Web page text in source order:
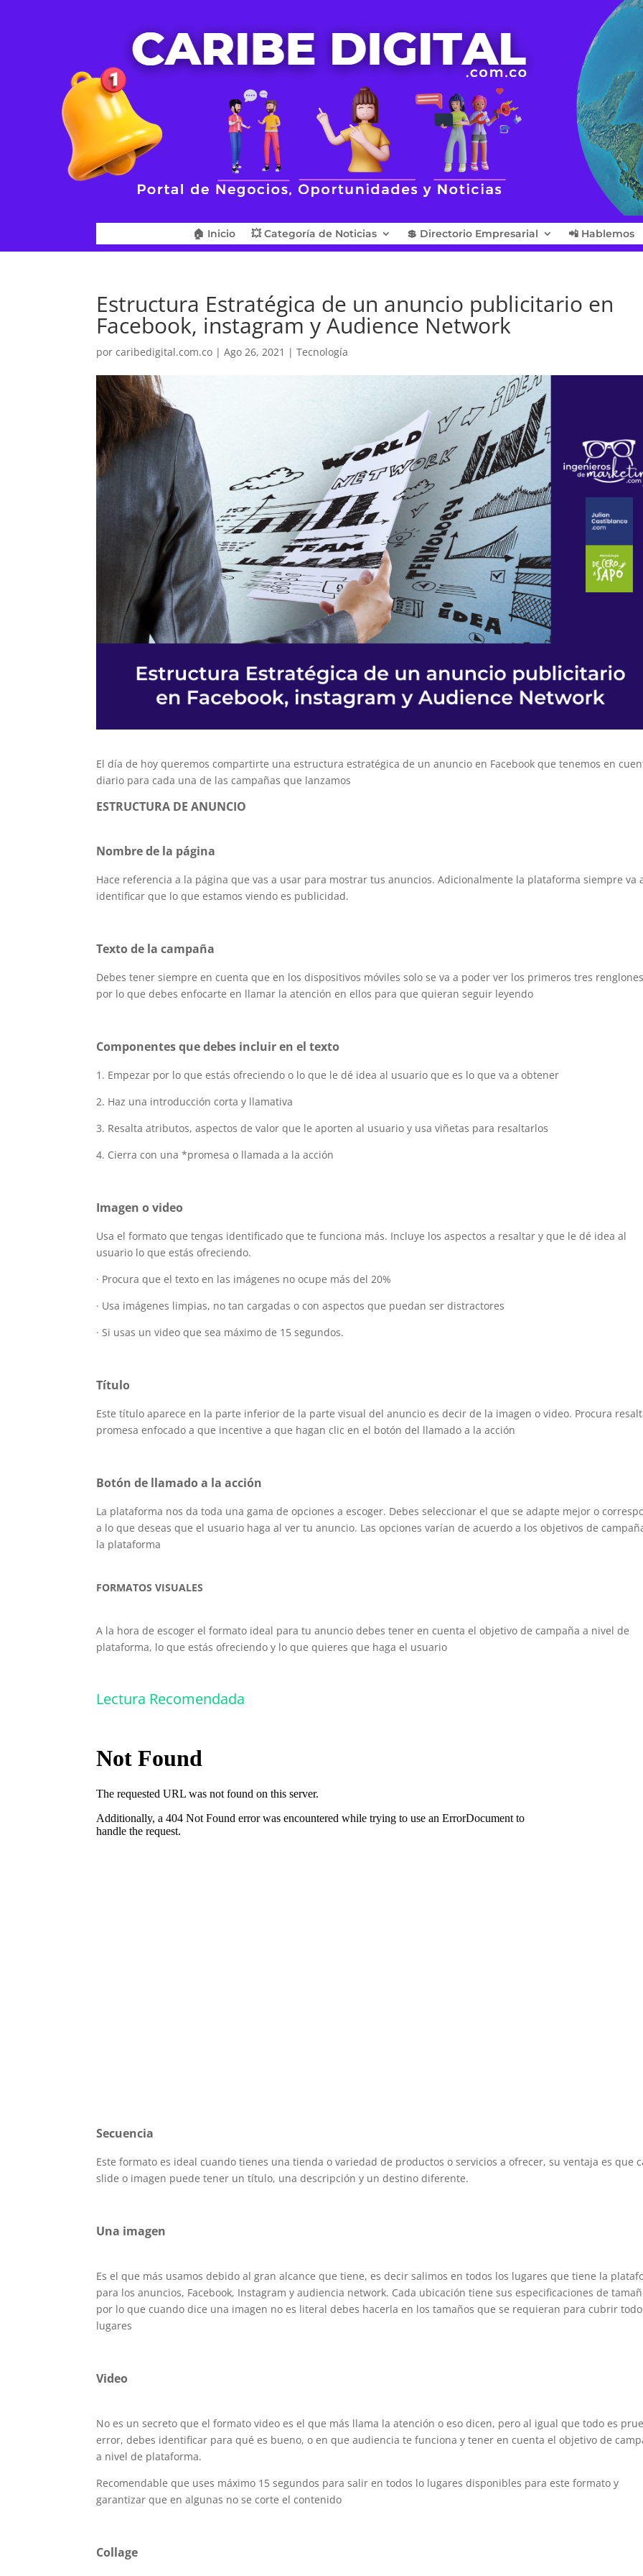
🏠 Inicio 💥 Categoría de Noticias 💲 Directorio Empresarial 📲 Hablemos
Estructura Estratégica de un anuncio publicitario en
Facebook, instagram y Audience Network
porcaribedigital.com.co |Ago 26, 2021 |Tecnología
El día de hoy queremos compartirte una estructura estratégica de un anuncio en Facebook que tenemos en
diario para cada una de las campañas que lanzamos
ESTRUCTURA DE ANUNCIO
Nombre de la página
Hace referencia a la página que vas a usar para mostrar tus anuncios. Adicionalmente la plataforma siempre va
identificar que lo que estamos viendo es publicidad.
Texto de la campaña
Debes tener siempre en cuenta que en los dispositivos móviles solo se va a poder ver los primeros tres
por lo que debes enfocarte en llamar la atención en ellos para que quieran seguir leyendo
Componentes que debes incluir en el texto
1. Empezar por lo que estás ofreciendo o lo que le dé idea al usuario que es lo que va a obtener
2. Haz una introducción corta y llamativa
3. Resalta atributos, aspectos de valor que le aporten al usuario y usa viñetas para resaltarlos
4. Cierra con una *promesa o llamada a la acción
Imagen o video
Usa el formato que tengas identificado que te funciona más. Incluye los aspectos a resaltar y que le dé idea al
usuario lo que estás ofreciendo.
· Procura que el texto en las imágenes no ocupe más del 20%
· Usa imágenes limpias, no tan cargadas o con aspectos que puedan ser distractores
· Si usas un video que sea máximo de 15 segundos.
Título
Este título aparece en la parte inferior de la parte visual del anuncio es decir de la imagen o video. Procura
promesa enfocado a que incentive a que hagan clic en el botón del llamado a la acción
Botón de llamado a la acción
La plataforma nos da toda una gama de opciones a escoger. Debes seleccionar el que se adapte mejor o
a lo que deseas que el usuario haga al ver tu anuncio. Las opciones varían de acuerdo a los objetivos de
la plataforma
FORMATOS VISUALES
A la hora de escoger el formato ideal para tu anuncio debes tener en cuenta el objetivo de campaña a nivel de
plataforma, lo que estás ofreciendo y lo que quieres que haga el usuario
Lectura Recomendada
Secuencia
Este formato es ideal cuando tienes una tienda o variedad de productos o servicios a ofrecer, su ventaja es que
slide o imagen puede tener un título, una descripción y un destino diferente.
Una imagen
Es el que más usamos debido al gran alcance que tiene, es decir salimos en todos los lugares que tiene la
para los anuncios, Facebook, Instagram y audiencia network. Cada ubicación tiene sus especificaciones de
por lo que cuando dice una imagen no es literal debes hacerla en los tamaños que se requieran para cubrir
lugares
Video
No es un secreto que el formato video es el que más llama la atención o eso dicen, pero al igual que todo es
error, debes identificar para qué es bueno, o en que audiencia te funciona y tener en cuenta el objetivo de
a nivel de plataforma.
Recomendable que uses máximo 15 segundos para salir en todos lo lugares disponibles para este formato y
garantizar que en algunas no se corte el contenido
Collage